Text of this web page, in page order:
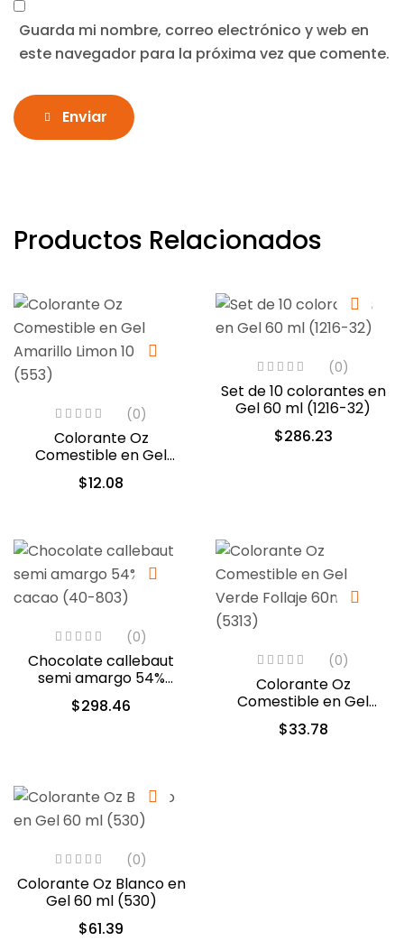
Guarda mi nombre, correo electrónico y web en
este navegador para la próxima vez que comente.
Enviar
Productos Relacionados
(0)
Colorante Oz
Comestible en Gel
Amarillo Limon 10ml
(553)
$12.08
(0)
Set de 10 colorantes en
Gel 60 ml (1216-32)
$286.23
(0)
Chocolate callebaut
semi amargo 54%
cacao (40-803)
$298.46
(0)
Colorante Oz
Comestible en Gel
Verde Follaje 60ml
(5313)
$33.78
(0)
Colorante Oz Blanco en
Gel 60 ml (530)
$61.39